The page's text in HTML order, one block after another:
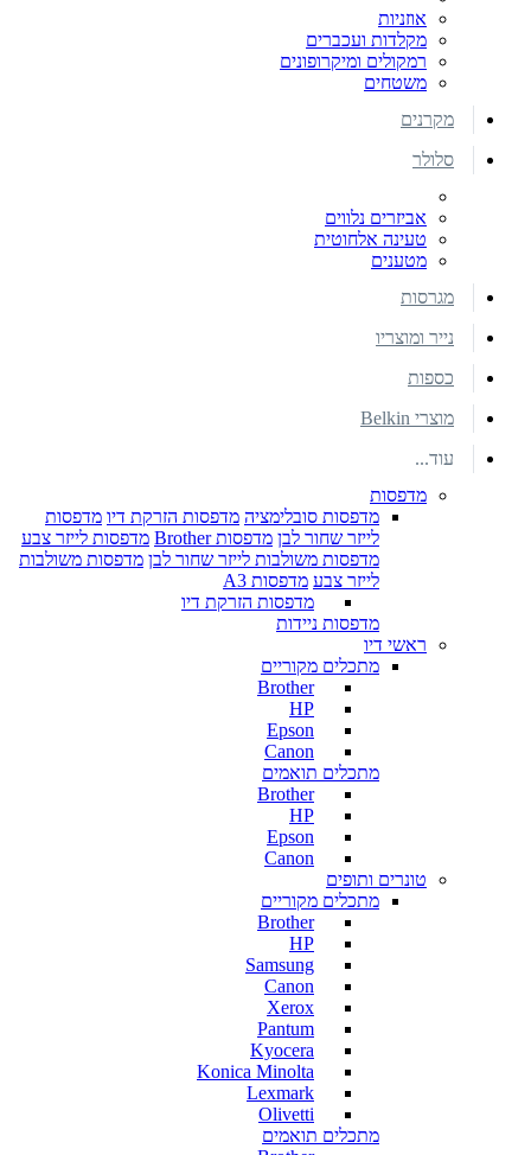
אוזניות
מקלדות ועכברים
רמקולים ומיקרופונים
משטחים
מקרנים
סלולר
אביזרים נלווים
טעינה אלחוטית
מטענים
מגרסות
נייר ומוצריו
כספות
מוצרי Belkin
עוד...
מדפסות
מדפסות סובלימציה מדפסות הזרקת דיו מדפסות
לייזר שחור לבן מדפסות Brother
מדפסות לייזר צבע
מדפסות משולבות לייזר שחור לבן מדפסות משולבות
לייזר צבע מדפסות A3
מדפסות הזרקת דיו
מדפסות ניידות
ראשי דיו
מתכלים מקוריים
Brother
HP
Epson
Canon
מתכלים תואמים
Brother
HP
Epson
Canon
טונרים ותופים
מתכלים מקוריים
Brother
HP
Samsung
Canon
Xerox
Pantum
Kyocera
Konica Minolta
Lexmark
Olivetti
מתכלים תואמים